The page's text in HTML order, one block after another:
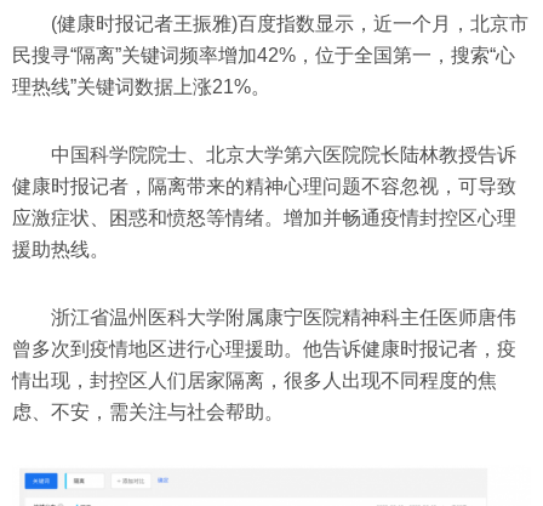
(健康时报记者王振雅)百度指数显示，近一个月，北京市
民搜寻“隔离”关键词频率增加42%，位于全国第一，搜索“心
理热线”关键词数据上涨21%。
中国科学院院士、北京大学第六医院院长陆林教授告诉
健康时报记者，隔离带来的精神心理问题不容忽视，可导致
应激症状、困惑和愤怒等情绪。增加并畅通疫情封控区心理
援助热线。
浙江省温州医科大学附属康宁医院精神科主任医师唐伟
曾多次到疫情地区进行心理援助。他告诉健康时报记者，疫
情出现，封控区人们居家隔离，很多人出现不同程度的焦
虑、不安，需关注与社会帮助。